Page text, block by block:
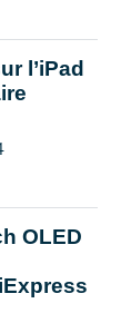
l’iPad
OLED